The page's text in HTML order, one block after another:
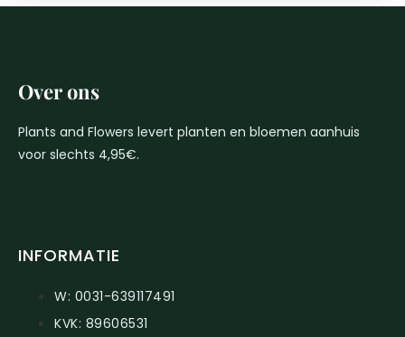
Over ons
Plants and Flowers levert planten en bloemen aanhuis
voor slechts 4,95€.
INFORMATIE
W: 0031-639117491
KVK: 89606531